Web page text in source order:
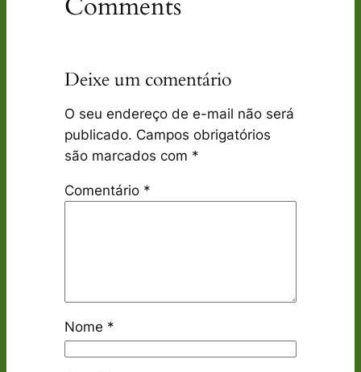
Deixe um comentário
O seu endereço de e-mail não será
publicado. Campos obrigatórios
são marcados com *
Comentário *
Nome *